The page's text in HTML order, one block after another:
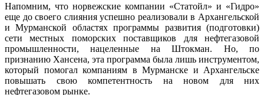
Напомним, что норвежские компании «Статойл» и «Гидро»
еще до своего слияния успешно реализовали в Архангельской
и Мурманской областях программы развития (подготовки)
сети местных поморских поставщиков для нефтегазовой
промышленности, нацеленные на Штокман. Но, по
признанию Хансена, эта программа была лишь инструментом,
который помогал компаниям в Мурманске и Архангельске
повышать свою компетентность на новом для них
нефтегазовом рынке.